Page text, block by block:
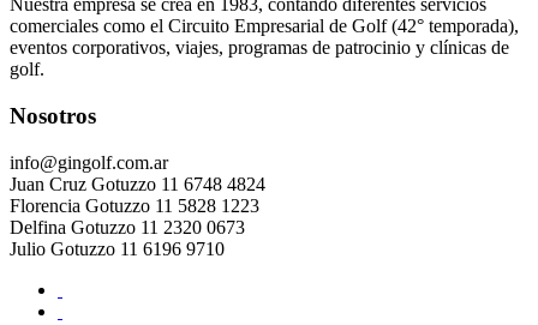
Nuestra empresa se crea en 1983, contando diferentes servicios
comerciales como el Circuito Empresarial de Golf (42° temporada),
eventos corporativos, viajes, programas de patrocinio y clínicas de
golf.
Nosotros
info@gingolf.com.ar
Juan Cruz Gotuzzo 11 6748 4824
Florencia Gotuzzo 11 5828 1223
Delfina Gotuzzo 11 2320 0673
Julio Gotuzzo 11 6196 9710